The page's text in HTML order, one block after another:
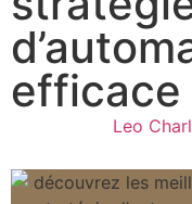
efficace
Leo